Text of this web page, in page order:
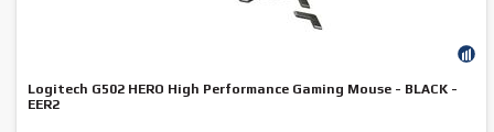
Logitech G502 HERO High Performance Gaming Mouse - BLACK -
EER2